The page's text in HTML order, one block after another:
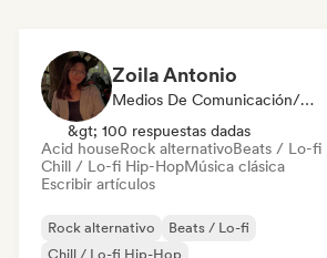
Zoila Antonio
Medios De Comunicación/Periodista
&gt; 100 respuestas dadas
Acid houseRock alternativoBeats / Lo-fi
Chill / Lo-fi Hip-HopMúsica clásica
Escribir artículos
Rock alternativo
Beats / Lo-fi
Chill / Lo-fi Hip-Hop